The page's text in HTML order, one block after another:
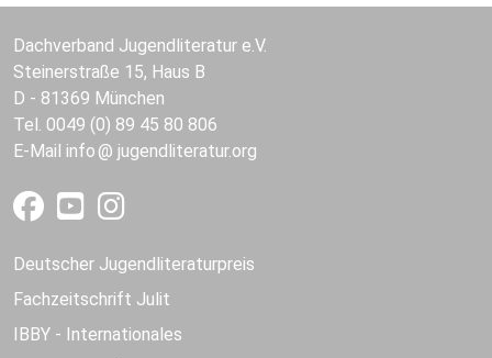
Dachverband Jugendliteratur e.V.
Steinerstraße 15, Haus B
D - 81369 München
Tel. 0049 (0) 89 45 80 806
E-Mail info jugendliteratur.org
Deutscher Jugendliteraturpreis
Fachzeitschrift Julit
IBBY - Internationales